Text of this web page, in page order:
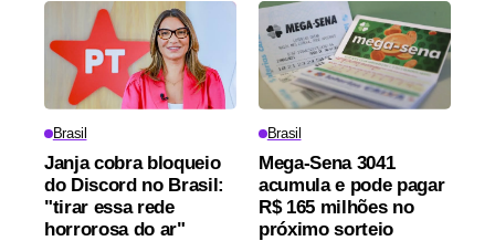
Brasil
Janja cobra bloqueio
do Discord no Brasil:
"tirar essa rede
horrorosa do ar"
Brasil
Mega-Sena 3041
acumula e pode pagar
R$ 165 milhões no
próximo sorteio